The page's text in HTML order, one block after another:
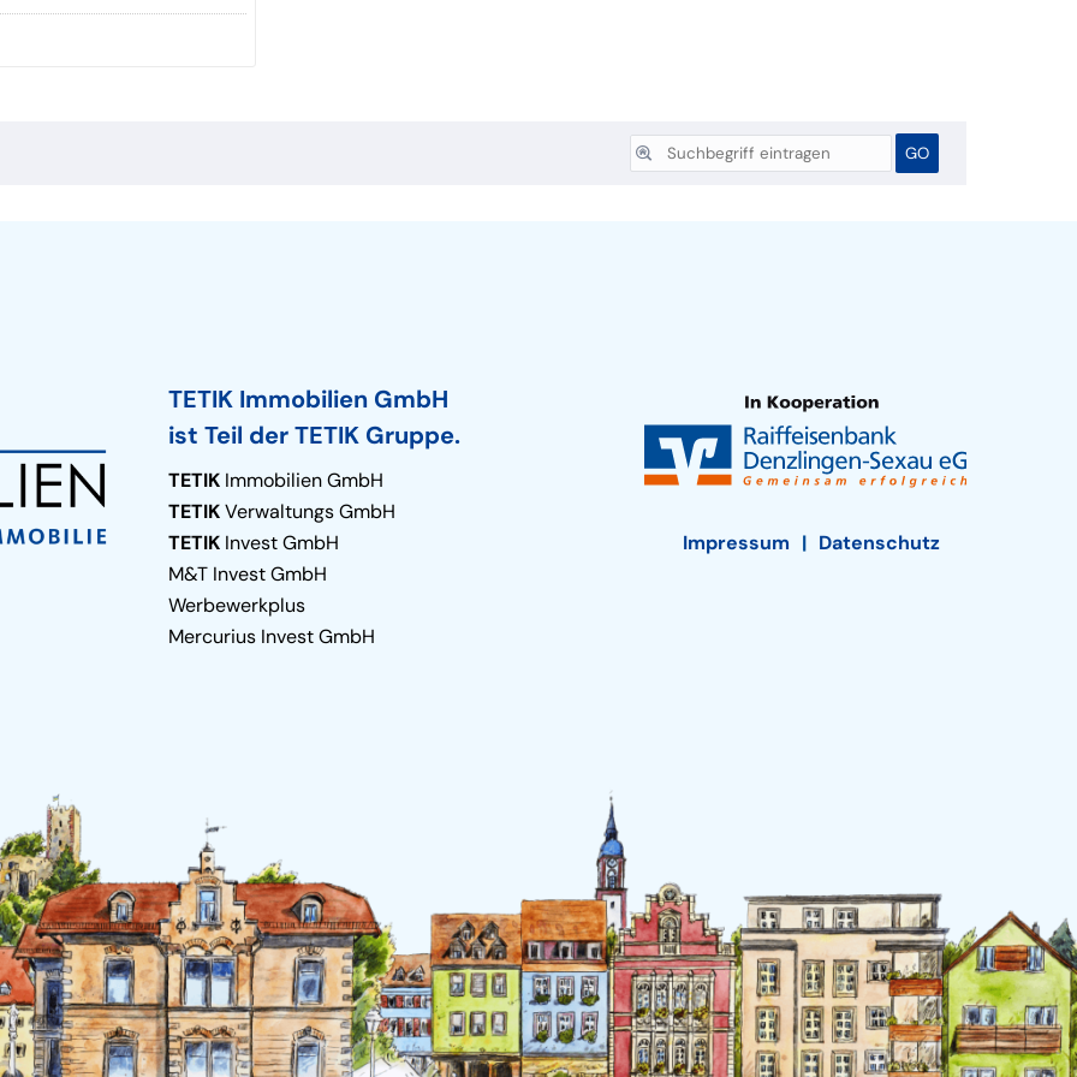
TETIK Immobilien GmbH
ist Teil der TETIK Gruppe.
TETIKImmobilien GmbH
TETIKVerwaltungs GmbH
TETIKInvest GmbH
M&T Invest GmbH
Werbewerkplus
Mercurius Invest GmbH
Impressum Datenschutz